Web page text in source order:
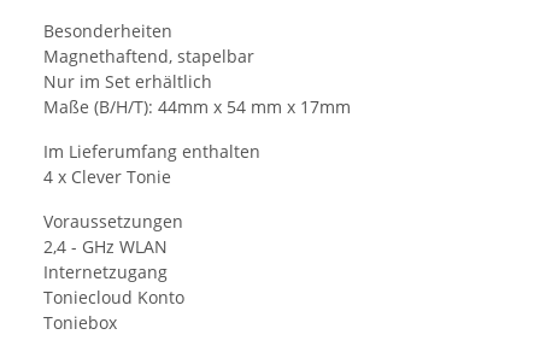
Besonderheiten
Magnethaftend, stapelbar
Nur im Set erhältlich
Maße (B/H/T): 44mm x 54 mm x 17mm
Im Lieferumfang enthalten
4 x Clever Tonie
Voraussetzungen
2,4 - GHz WLAN
Internetzugang
Toniecloud Konto
Toniebox